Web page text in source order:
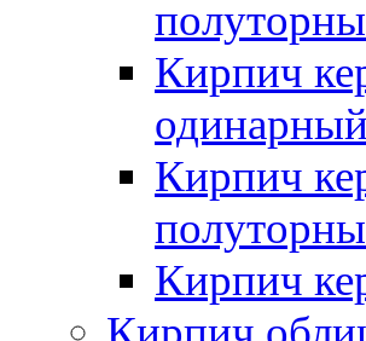
Кирпич
одинарный
Кирпич
Кирпич